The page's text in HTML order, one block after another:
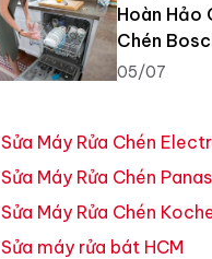
Hoàn Hảo
Chén
05/07
Sửa Máy Rửa Chén
Sửa Máy Rửa Chén
Sửa Máy Rửa Chén
Sửa máy rửa bát HCM